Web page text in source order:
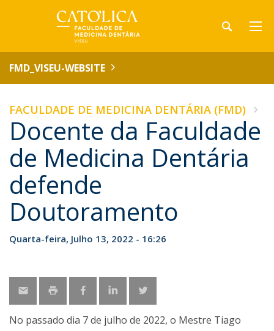
FMD_VISEU-WEBSITE
FACULDADE DE MEDICINA DENTÁRIA (FMD)
Docente da Faculdade
de Medicina Dentária
defende
Doutoramento
Quarta-feira, Julho 13, 2022 - 16:26
No passado dia 7 de julho de 2022, o Mestre Tiago